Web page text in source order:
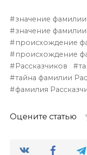
значение фамилии
значение
происхождение
происхождение
Рассказчиков
тайна фамилии
фамилия
Оцените статью